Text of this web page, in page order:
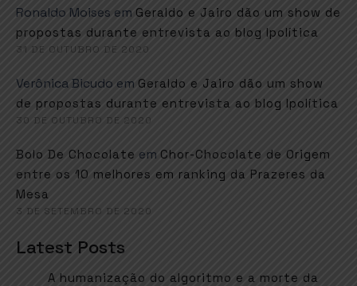
Ronaldo Moises em Geraldo e Jairo dão um show de
propostas durante entrevista ao blog Ipolítica
31 DE OUTUBRO DE 2020
Verônica Bicudo em Geraldo e Jairo dão um show
de propostas durante entrevista ao blog Ipolítica
30 DE OUTUBRO DE 2020
Bolo De Chocolate em Chor-Chocolate de Origem
entre os 10 melhores em ranking da Prazeres da
Mesa
3 DE SETEMBRO DE 2020
Latest Posts
A humanização do algoritmo e a morte da